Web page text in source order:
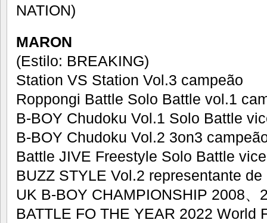
NATION)
MARON
(Estilo: BREAKING)
Station VS Station Vol.3 campeão
Roppongi Battle Solo Battle vol.1
B-BOY Chudoku Vol.1 Solo Battle
B-BOY Chudoku Vol.2 3on3
Battle JIVE Freestyle Solo Battle
BUZZ STYLE Vol.2 representante de
UK B-BOY CHAMPIONSHIP 2008
BATTLE FO THE YEAR 2022 World